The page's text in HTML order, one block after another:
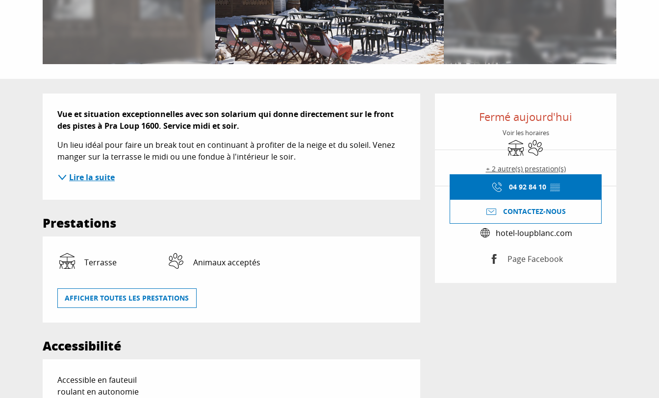
Ouverture et
Fermé aujourd'hui
Voir les horaires
TerrasseAnimaux acceptés
+ 2 autre(s) prestation(s)
04 92 84 10 ▒▒
CONTACTEZ-NOUS
hotel-loupblanc.com
Page Facebook
Description
Vue et situation exceptionnelles avec son solarium qui donne directement sur le front
des pistes à Pra Loup 1600. Service midi et soir.
Un lieu idéal pour faire un break tout en continuant à profiter de la neige et du soleil. Venez
manger sur la terrasse le midi ou une fondue à l'intérieur le soir.
Lire la suite
Prestations
Terrasse Animaux acceptés
AFFICHER TOUTES LES PRESTATIONS
Accessibilité
Accessible en fauteuil
roulant en autonomie